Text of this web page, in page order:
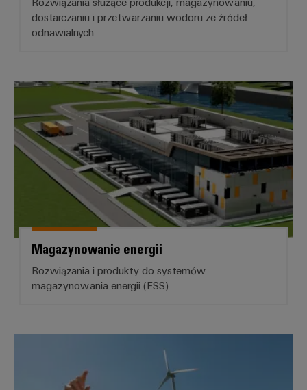
dostarczaniu i przetwarzaniu wodoru ze źródeł
odnawialnych
Magazynowanie energii
Magazynowanie energii
Rozwiązania i produkty do systemów
magazynowania energii (ESS)